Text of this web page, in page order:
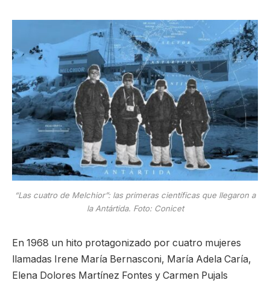
“Las cuatro de Melchior”: las primeras científicas que llegaron a
la Antártida. Foto: Conicet
En 1968 un hito protagonizado por cuatro mujeres
llamadas Irene María Bernasconi, María Adela Caría,
Elena Dolores Martínez Fontes y Carmen Pujals